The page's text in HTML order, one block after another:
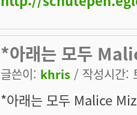
*아래는 모두
글쓴이: khris / 작성시간:
*아래는 모두 Malice